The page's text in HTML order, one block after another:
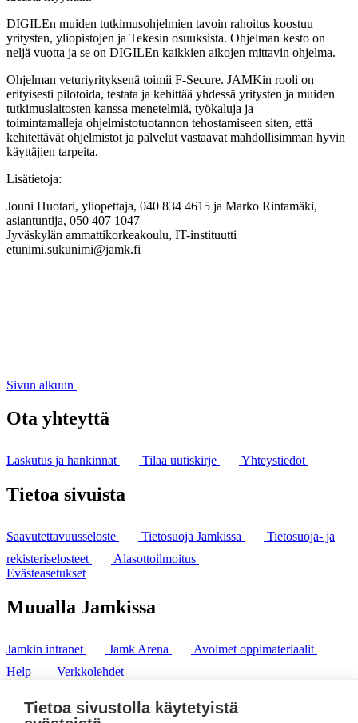
DIGILEn muiden tutkimusohjelmien tavoin rahoitus koostuu
yritysten, yliopistojen ja Tekesin osuuksista. Ohjelman kesto on
neljä vuotta ja se on DIGILEn kaikkien aikojen mittavin ohjelma.
Ohjelman veturiyrityksenä toimii F-Secure. JAMKin rooli on
erityisesti pilotoida, testata ja kehittää yhdessä yritysten ja muiden
tutkimuslaitosten kanssa menetelmiä, työkaluja ja
toimintamalleja ohjelmistotuotannon tehostamiseen siten, että
kehitettävät ohjelmistot ja palvelut vastaavat mahdollisimman hyvin
käyttäjien tarpeita.
Lisätietoja:
Jouni Huotari, yliopettaja, 040 834 4615 ja Marko Rintamäki,
asiantuntija, 050 407 1047
Jyväskylän ammattikorkeakoulu, IT-instituutti
etunimi.sukunimi@jamk.fi
Sivun alkuun
Ota yhteyttä
Laskutus ja hankinnat Tilaa uutiskirje Yhteystiedot
Tietoa sivuista
Saavutettavuusseloste Tietosuoja Jamkissa
Tietosuoja- ja
rekisteriselosteet
Alasottoilmoitus
Evästeasetukset
Muualla Jamkissa
Jamkin intranet Jamk Arena
Avoimet oppimateriaalit
Help
Verkkolehdet
puh. +358 20 743 8100
fax. +358 14 449 9694
Tietoa sivustolla käytetyistä